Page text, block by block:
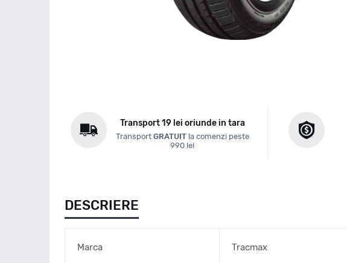
Transport 19 lei oriunde in tara
Transport GRATUITla comenzi peste
990 lei
DESCRIERE
Marca Tracmax